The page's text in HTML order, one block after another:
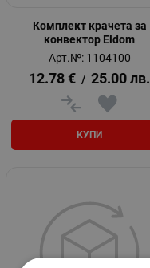
Комплект крачета за
конвектор Eldom
Арт.№: 1104100
12.78 € / 25.00 лв.
КУПИ